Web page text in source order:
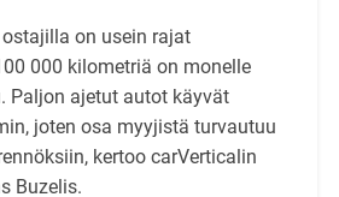
on usein rajat
000 kilometriä on monelle
Paljon ajetut autot käyvät
joten osa myyjistä turvautuu
kertoo carVerticalin
Buzelis.